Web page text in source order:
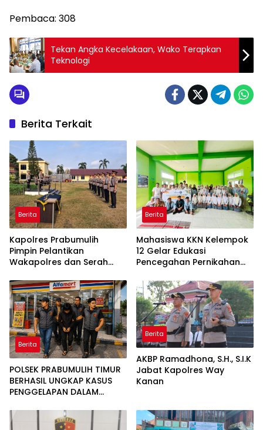
Pembaca: 308
Tekan Angka Kecelakaan, Wako Terapkan
Teknologi
Berita Terkait
Berita
Kapolres Prabumulih
Pimpin Pelantikan
Wakapolres dan Serah
Utama
Berita
Mahasiswa KKN Kelempok
12 Gelar Edukasi
Pencegahan Pernikahan
Utama Desa Tanjung
Telang
Berita
POLSEK PRABUMULIH TIMUR
BERHASIL UNGKAP KASUS
PENGGELAPAN DALAM
DIAMANKAN TEAM OPSNAL
URC
Berita
AKBP Ramadhona, S.H., S.I.K
Jabat Kapolres Way
Kanan